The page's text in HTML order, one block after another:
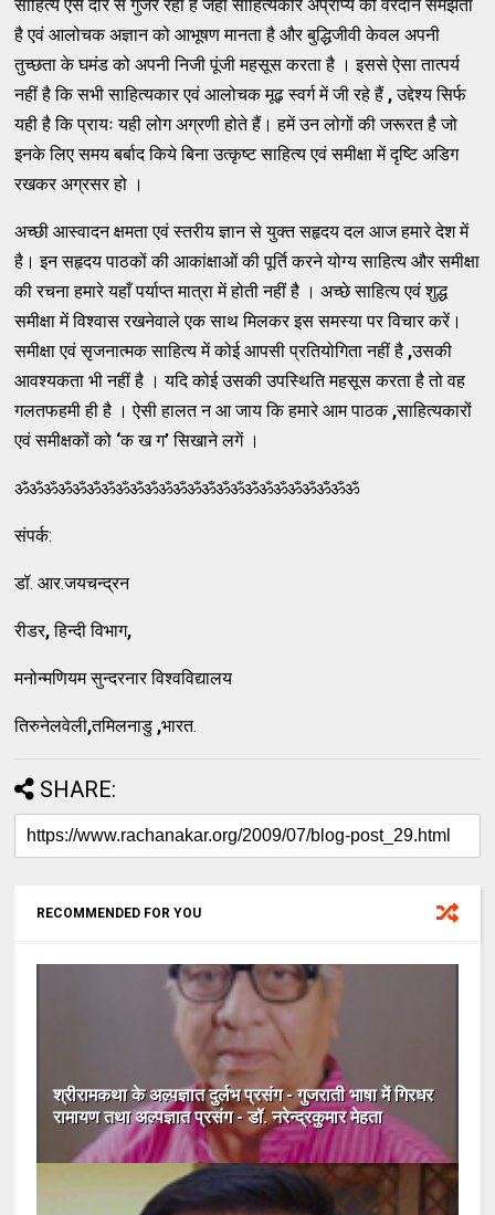
साहित्य ऐसे दौर से गुजर रहा है जहाँ साहित्यकार अप्राप्य को वरदान समझता
है एवं आलोचक अज्ञान को आभूषण मानता है और बुद्धिजीवी केवल अपनी
तुच्छता के घमंड को अपनी निजी पूंजी महसूस करता है । इससे ऐसा तात्पर्य
नहीं है कि सभी साहित्यकार एवं आलोचक मूढ़ स्वर्ग में जी रहे हैं ,उद्देश्य सिर्फ
यही है कि प्रायः यही लोग अग्रणी होते हैं। हमें उन लोगों की जरूरत है जो
इनके लिए समय बर्बाद किये बिना उत्कृष्ट साहित्य एवं समीक्षा में दृष्टि अडिग
रखकर अग्रसर हो ।
अच्छी आस्वादन क्षमता एवं स्तरीय ज्ञान से युक्त सहृदय दल आज हमारे देश में
है। इन सहृदय पाठकों की आकांक्षाओं की पूर्ति करने योग्य साहित्य और समीक्षा
की रचना हमारे यहाँ पर्याप्त मात्रा में होती नहीं है । अच्छे साहित्य एवं शुद्ध
समीक्षा में विश्वास रखनेवाले एक साथ मिलकर इस समस्या पर विचार करें।
समीक्षा एवं सृजनात्मक साहित्य में कोई आपसी प्रतियोगिता नहीं है ,उसकी
आवश्यकता भी नहीं है । यदि कोई उसकी उपस्थिति महसूस करता है तो वह
गलतफहमी ही है । ऐसी हालत न आ जाय कि हमारे आम पाठक ,साहित्यकारों
एवं समीक्षकों को ‘क ख ग’सिखाने लगें ।
ॐॐॐॐॐॐॐॐॐॐॐॐॐॐॐॐॐॐॐॐॐॐॐॐ
संपर्क:
डॉ. आर.जयचन्द्रन
रीडर,हिन्दी विभाग,
मनोन्मणियम सुन्दरनार विश्वविद्यालय
तिरुनेलवेली,तमिलनाडु ,भारत.
SHARE:
RECOMMENDED FOR YOU
श्रीरामकथा के अल्पज्ञात दुर्लभ प्रसंग - गुजराती भाषा में गिरधर
रामायण तथा अल्पज्ञात प्रसंग - डॉ. नरेन्द्रकुमार मेहता